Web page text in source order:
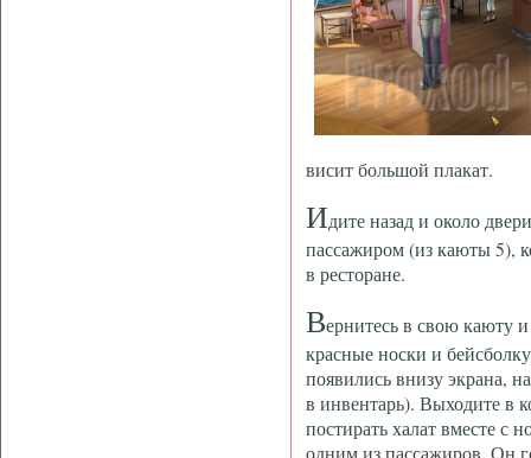
висит большой плакат.
Идите назад и около
пассажиром (из каюты 5),
в ресторане.
Вернитесь в свою каюту
красные носки и
появились внизу экрана,
в инвентарь). Выходите в
постирать халат вместе с